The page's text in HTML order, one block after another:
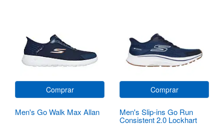
Comprar
Men's Go Walk Max Allan
Comprar
Men's Slip-ins Go Run
Consistent 2.0 Lockhart